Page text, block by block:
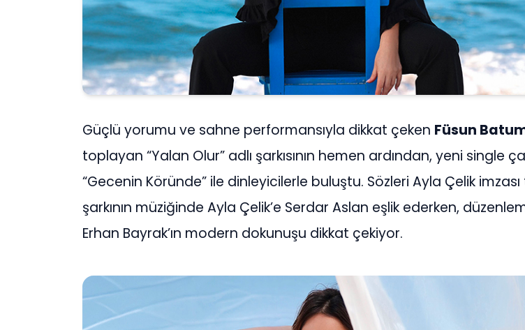
Güçlü yorumu ve sahne performansıyla dikkat çeken Füsun
toplayan “Yalan Olur” adlı şarkısının hemen ardından, yeni single
“Gecenin Köründe” ile dinleyicilerle buluştu. Sözleri Ayla Çelik imzası
şarkının müziğinde Ayla Çelik’e Serdar Aslan eşlik ederken,
Erhan Bayrak’ın modern dokunuşu dikkat çekiyor.